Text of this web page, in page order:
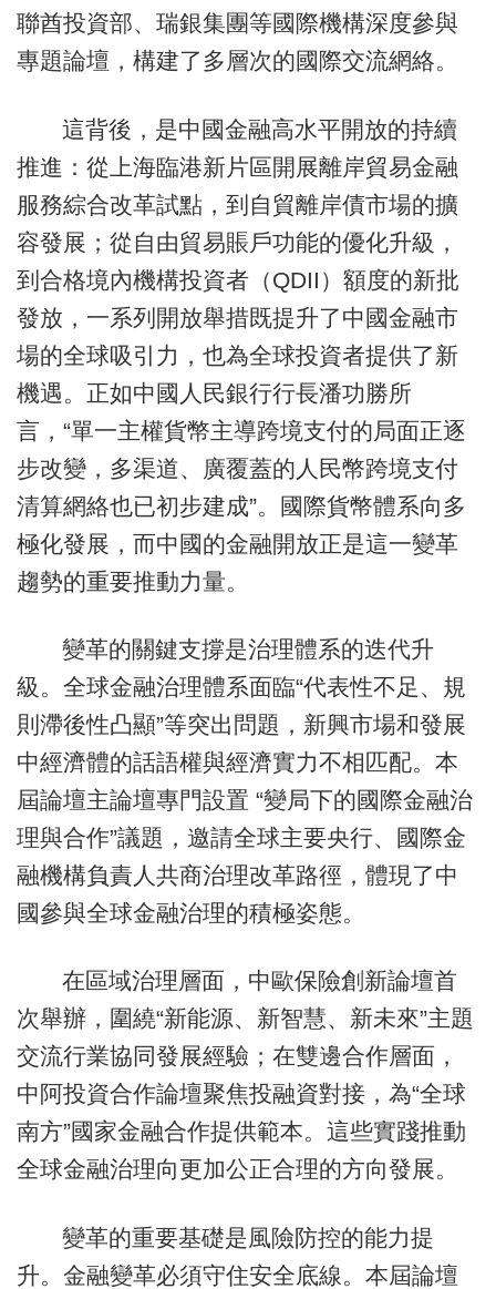
聯酋投資部、瑞銀集團等國際機構深度參與
專題論壇，構建了多層次的國際交流網絡。
這背後，是中國金融高水平開放的持續
推進：從上海臨港新片區開展離岸貿易金融
服務綜合改革試點，到自貿離岸債市場的擴
容發展；從自由貿易賬戶功能的優化升級，
到合格境內機構投資者（QDII）額度的新批
發放，一系列開放舉措既提升了中國金融市
場的全球吸引力，也為全球投資者提供了新
機遇。正如中國人民銀行行長潘功勝所
言，“單一主權貨幣主導跨境支付的局面正逐
步改變，多渠道、廣覆蓋的人民幣跨境支付
清算網絡也已初步建成”。國際貨幣體系向多
極化發展，而中國的金融開放正是這一變革
趨勢的重要推動力量。
變革的關鍵支撐是治理體系的迭代升
級。全球金融治理體系面臨“代表性不足、規
則滯後性凸顯”等突出問題，新興市場和發展
中經濟體的話語權與經濟實力不相匹配。本
屆論壇主論壇專門設置 “變局下的國際金融治
理與合作”議題，邀請全球主要央行、國際金
融機構負責人共商治理改革路徑，體現了中
國參與全球金融治理的積極姿態。
在區域治理層面，中歐保險創新論壇首
次舉辦，圍繞“新能源、新智慧、新未來”主題
交流行業協同發展經驗；在雙邊合作層面，
中阿投資合作論壇聚焦投融資對接，為“全球
南方”國家金融合作提供範本。這些實踐推動
全球金融治理向更加公正合理的方向發展。
變革的重要基礎是風險防控的能力提
升。金融變革必須守住安全底線。本屆論壇